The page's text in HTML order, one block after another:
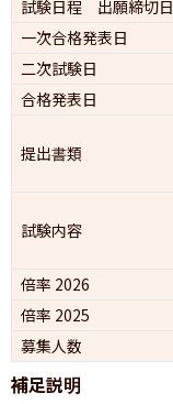
試験日程 出願締切日
一次合格発表日
二次試験日
合格発表日
提出書類
試験内容
倍率 2026
倍率 2025
募集人数
補足説明